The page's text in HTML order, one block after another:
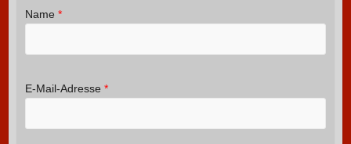
Name *
E-Mail-Adresse *